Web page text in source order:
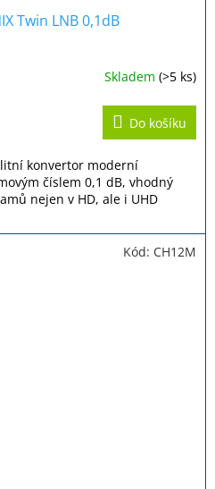
Twin LNB 0,1dB
Skladem(>5 ks)
Do košíku
konvertor moderní
číslem 0,1 dB, vhodný
nejen v HD, ale i UHD
Kód: CH12M